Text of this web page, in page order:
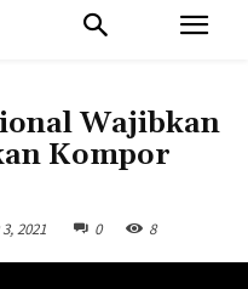
Wajibkan
Kompor
2021 0 8